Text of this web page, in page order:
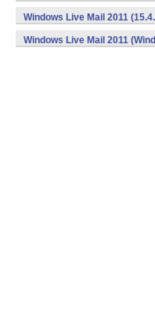
Windows Live Mail 2011
Windows Live Mail 2011